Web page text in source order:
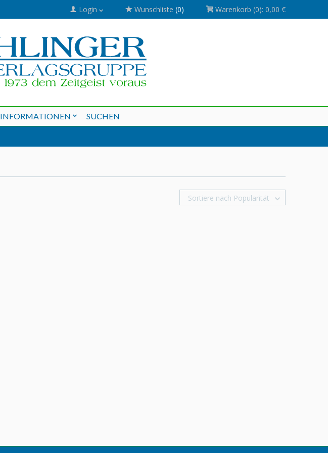
Login Wunschliste (0) Warenkorb (0): 0,00 €
INFORMATIONEN SUCHEN
Sortiere nach Popularität